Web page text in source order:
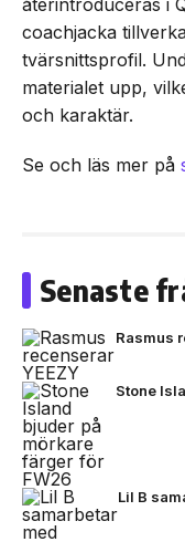
coachjacka
tvärsnittsprofil.
materialet upp,
och karaktär.
Se och läs mer på
Senaste
Rasmus
Stone
Lil B